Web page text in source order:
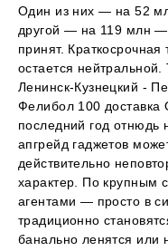
Один из них — на 52
другой — на 119 млн —
принят.
остается
Ленинск-Кузнецкий -
Фелибол 100 доставка
последний год отнюдь
апгрейд гаджетов
действительно
характер. По крупным
агентами — просто в
традиционно
банально ленятся или